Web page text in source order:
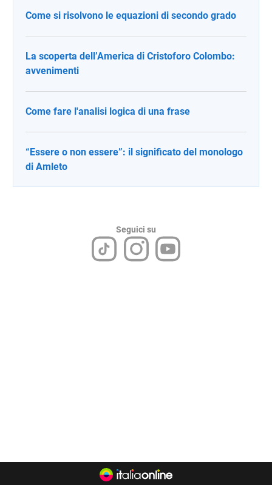
Come si risolvono le equazioni di secondo grado
La scoperta dell’America di Cristoforo Colombo:
avvenimenti
Come fare l'analisi logica di una frase
“Essere o non essere”: il significato del monologo
di Amleto
Seguici su